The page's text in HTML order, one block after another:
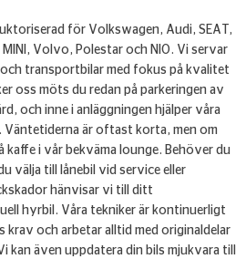
för Volkswagen, Audi, SEAT,
MINI, Volvo, Polestar och NIO. Vi servar
transportbilar med fokus på kvalitet
oss möts du redan på parkeringen av
och inne i anläggningen hjälper våra
Väntetiderna är oftast korta, men om
kaffe i vår bekväma lounge. Behöver du
välja till lånebil vid service eller
hänvisar vi till ditt
hyrbil. Våra tekniker är kontinuerligt
krav och arbetar alltid med originaldelar
även uppdatera din bils mjukvara till